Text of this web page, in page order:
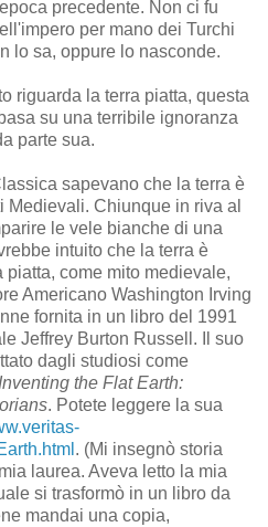
precedente. Non ci fu
per mano dei Turchi
lo sa, oppure lo nasconde.
riguarda la terra piatta, questa
su una terribile ignoranza
parte sua.
sapevano che la terra è
Chiunque in riva al
le vele bianche di una
intuito che la terra è
piatta, come mito medievale,
Americano Washington Irving
fornita in un libro del 1991
Jeffrey Burton Russell. Il suo
dagli studiosi come
Inventing the Flat Earth:
. Potete leggere la sua
. (Mi insegnò storia
laurea. Aveva letto la mia
si trasformò in un libro da
mandai una copia,